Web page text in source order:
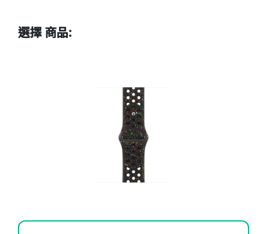
選擇 商品: